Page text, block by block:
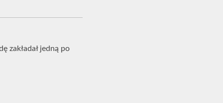
zakładał jedną po